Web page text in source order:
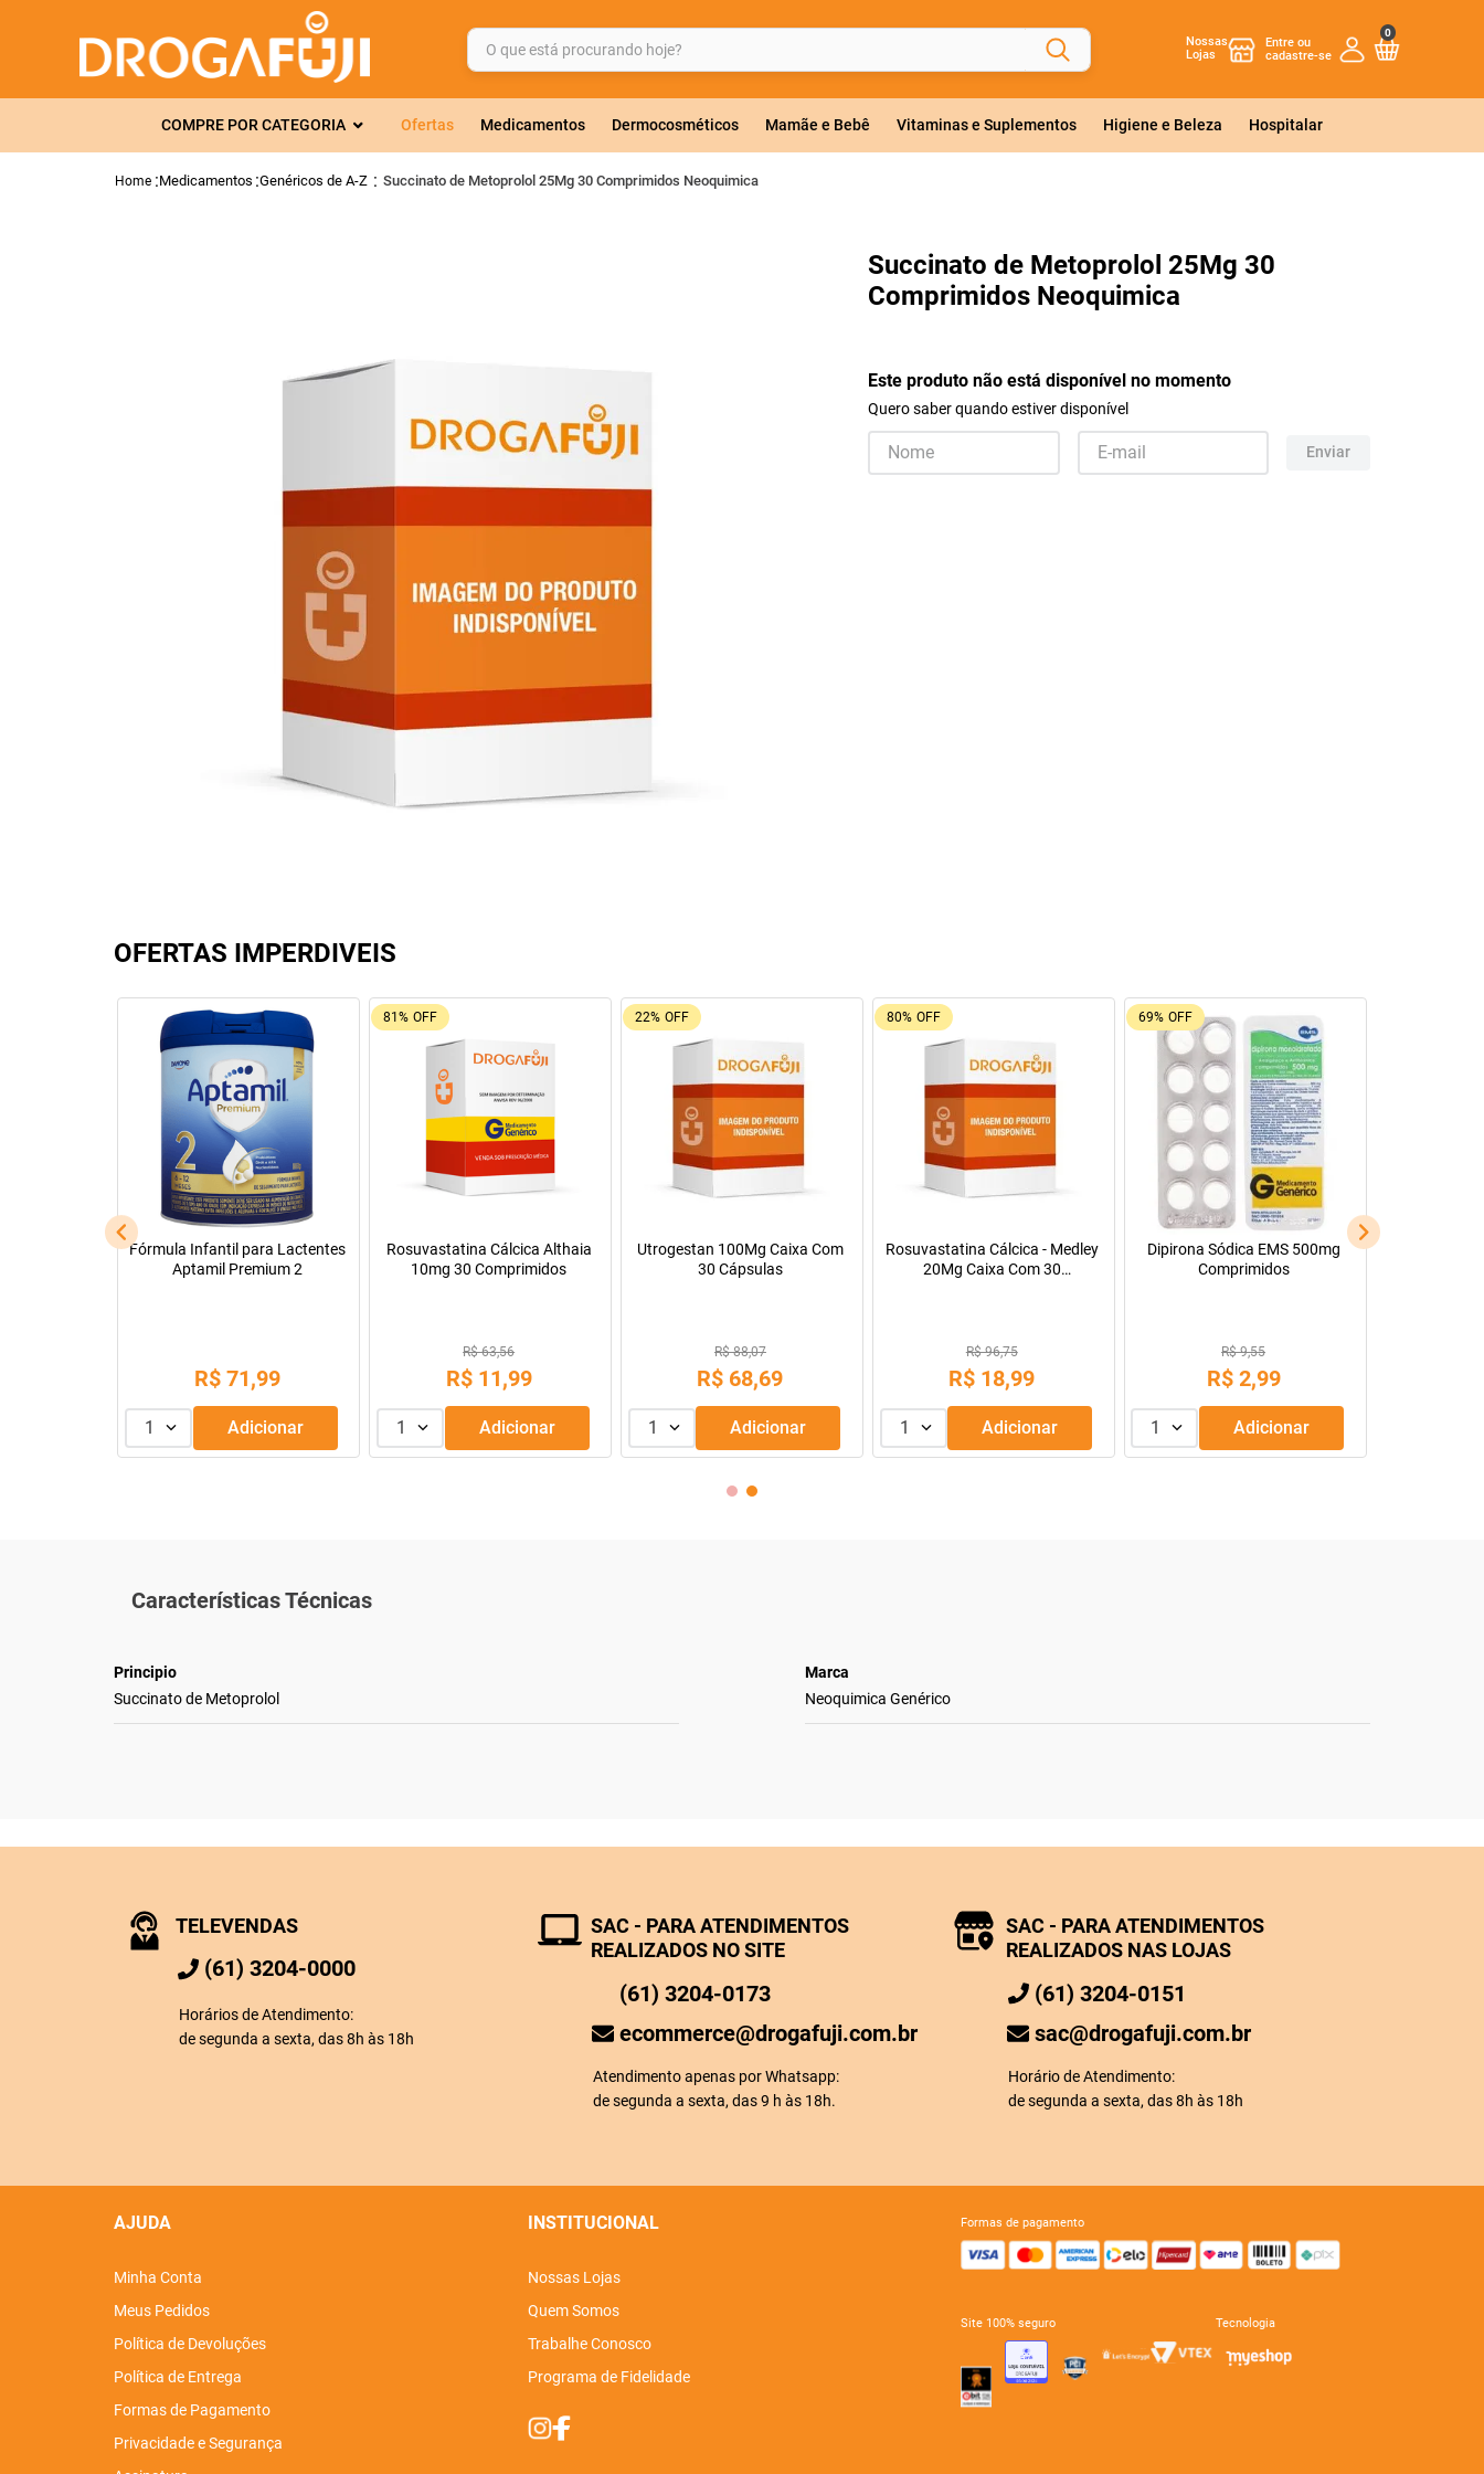
O que está procurando hoje?
Nossas
Lojas
0
COMPRE POR CATEGORIA Ofertas Medicamentos Dermocosméticos Mamãe e Bebê Vitaminas e Suplementos Higiene e Beleza Hospitalar
Medicamentos Genéricos de A-Z Succinato de Metoprolol 25Mg 30 Comprimidos Neoquimica
Succinato de Metoprolol 25Mg 30
Comprimidos Neoquimica
Este produto não está disponível no momento
Quero saber quando estiver disponível
Enviar
OFERTAS IMPERDIVEIS
Fórmula Infantil para Lactentes
Aptamil Premium 2
R$ 71,99
1 Adicionar
81% OFF
Rosuvastatina Cálcica Althaia
10mg 30 Comprimidos
R$ 63,56
R$ 11,99
1 Adicionar
22% OFF
Utrogestan 100Mg Caixa Com
30 Cápsulas
R$ 88,07
R$ 68,69
1 Adicionar
80% OFF
Rosuvastatina Cálcica - Medley
20Mg Caixa Com 30
R$ 96,75
R$ 18,99
1 Adicionar
69% OFF
Dipirona Sódica EMS 500mg
Comprimidos
R$ 9,55
R$ 2,99
1 Adicionar
Características Técnicas
Principio
Succinato de Metoprolol
Marca
Neoquimica Genérico
TELEVENDAS
(61) 3204-0000
Horários de Atendimento:
de segunda a sexta, das 8h às 18h
SAC - PARA ATENDIMENTOS
REALIZADOS NO SITE
(61) 3204-0173
ecommerce@drogafuji.com.br
Atendimento apenas por Whatsapp:
de segunda a sexta, das 9 h às 18h.
SAC - PARA ATENDIMENTOS
REALIZADOS NAS LOJAS
(61) 3204-0151
sac@drogafuji.com.br
Horário de Atendimento:
de segunda a sexta, das 8h às 18h
AJUDA
Minha Conta
Meus Pedidos
Política de Devoluções
Política de Entrega
Formas de Pagamento
Privacidade e Segurança
INSTITUCIONAL
Nossas Lojas
Quem Somos
Trabalhe Conosco
Programa de Fidelidade
formas de pagamento
site 100% seguro tecnologia
TERMOS MAIS BUSCADOS
2 º
gelmax
7º
fraldas geriátricas
10º lola